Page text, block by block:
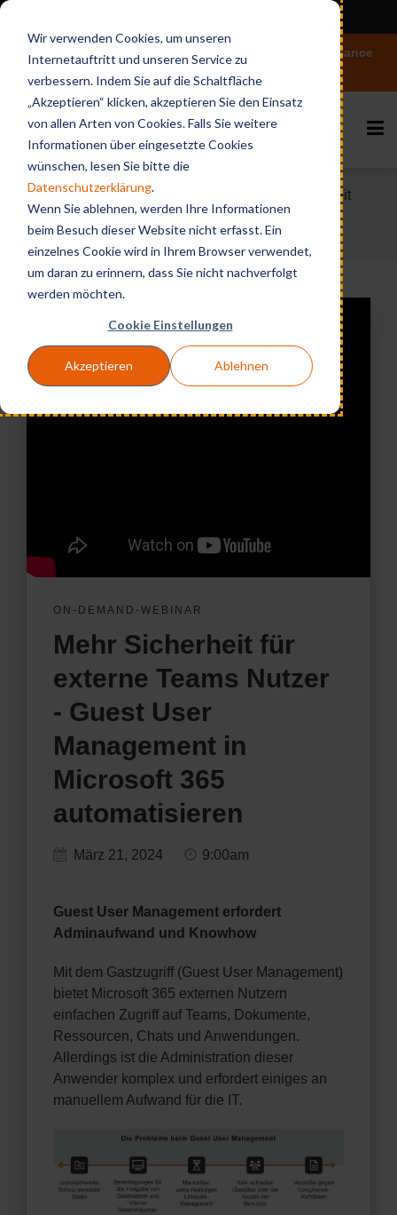
Wir verwenden Cookies, um unseren
Internetauftritt und unseren Service zu
verbessern. Indem Sie auf die Schaltfläche
„Akzeptieren“ klicken, akzeptieren Sie den Einsatz
von allen Arten von Cookies. Falls Sie weitere
Informationen über eingesetzte Cookies
wünschen, lesen Sie bitte die
Datenschutzerklärung.
Wenn Sie ablehnen, werden Ihre Informationen
beim Besuch dieser Website nicht erfasst. Ein
einzelnes Cookie wird in Ihrem Browser verwendet,
um daran zu erinnern, dass Sie nicht nachverfolgt
werden möchten.
Cookie Einstellungen
Akzeptieren Ablehnen
Vertiefen Sie Ihr Wissen rund um Microsoft 365 Governance
Home Videos & Webinares
Mehr Sicherheit
für externe Teams Nutzer - Guest User
Management in Microsoft 365 automatisieren
ON-DEMAND-WEBINAR
Mehr Sicherheit für
externe Teams Nutzer
- Guest User
Management in
Microsoft 365
automatisieren
März 21, 2024 9:00am
Guest User Management erfordert
Adminaufwand und Knowhow
Mit dem Gastzugriff (Guest User Management)
bietet Microsoft 365 externen Nutzern
einfachen Zugriff auf Teams, Dokumente,
Ressourcen, Chats und Anwendungen.
Allerdings ist die Administration dieser
Anwender komplex und erfordert einiges an
manuellem Aufwand für die IT.